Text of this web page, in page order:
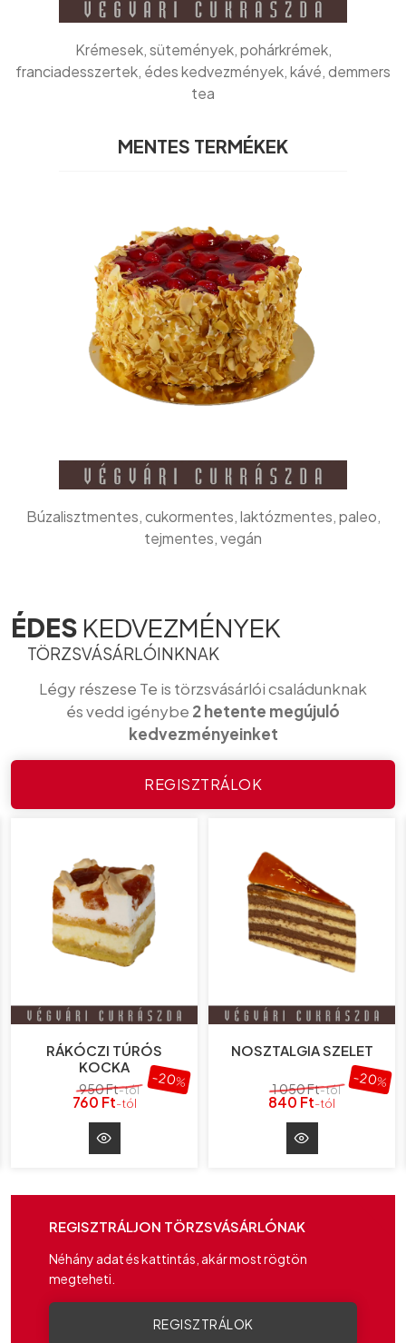
Krémesek, sütemények, pohárkrémek,
franciadesszertek, édes kedvezmények, kávé, demmers
tea
MENTES TERMÉKEK
Búzalisztmentes, cukormentes, laktózmentes, paleo,
tejmentes, vegán
ÉDES KEDVEZMÉNYEK
TÖRZSVÁSÁRLÓINKNAK
REGISZTRÁLOK
Légy részese Te is törzsvásárlói családunknak
és vedd igénybe 2 hetente megújuló
kedvezményeinket
RÁKÓCZI TÚRÓS
KOCKA
760 Ft-tól
950 Ft-tól
-20%
NOSZTALGIA SZELET
840 Ft-tól
1 050 Ft-tól
-20%
REGISZTRÁLJON TÖRZSVÁSÁRLÓNAK
Néhány adat és kattintás, akár most rögtön
megteheti.
REGISZTRÁLOK